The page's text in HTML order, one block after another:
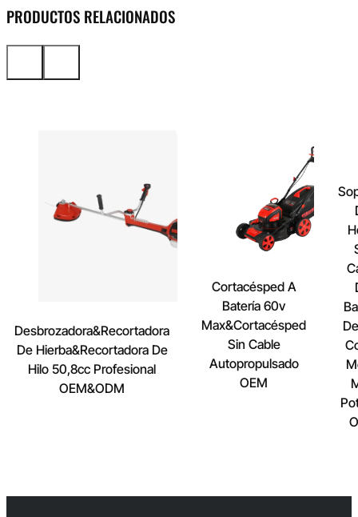
PRODUCTOS RELACIONADOS
Desbrozadora&Recortadora
De Hierba&Recortadora De
Hilo 50,8cc Profesional
OEM&ODM
Cortacésped A
Batería 60v
Max&Cortacésped
Sin Cable
Autopropulsado
OEM